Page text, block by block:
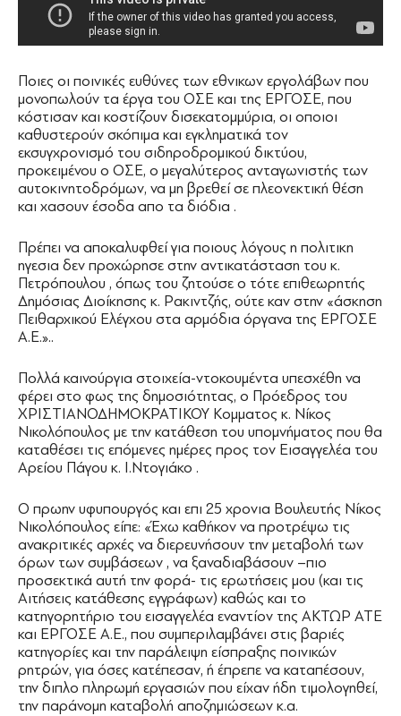
Ποιες οι ποινικές ευθύνες των εθνικων εργολάβων που
μονοπωλούν τα έργα του ΟΣΕ και της ΕΡΓΟΣΕ, που
κόστισαν και κοστίζουν δισεκατομμύρια, οι οποιοι
καθυστερούν σκόπιμα και εγκληματικά τον
εκσυγχρονισμό του σιδηροδρομικού δικτύου,
προκειμένου ο ΟΣΕ, ο μεγαλύτερος ανταγωνιστής των
αυτοκινητοδρόμων, να μη βρεθεί σε πλεονεκτική θέση
και χασουν έσοδα απο τα διόδια .
Πρέπει να αποκαλυφθεί για ποιους λόγους η πολιτικη
ηγεσια δεν προχώρησε στην αντικατάσταση του κ.
Πετρόπουλου , όπως του ζητούσε ο τότε επιθεωρητής
Δημόσιας Διοίκησης κ. Ρακιντζής, ούτε καν στην «άσκηση
Πειθαρχικού Ελέγχου στα αρμόδια όργανα της ΕΡΓΟΣΕ
Α.Ε.»..
Πολλά καινούργια στοιχεία-ντοκουμέντα υπεσχέθη να
φέρει στο φως της δημοσιότητας, ο Πρόεδρος του
ΧΡΙΣΤΙΑΝΟΔΗΜΟΚΡΑΤΙΚΟΥ Κομματος κ. Νίκος
Νικολόπουλος με την κατάθεση του υπομνήματος που θα
καταθέσει τις επόμενες ημέρες προς τον Εισαγγελέα του
Αρείου Πάγου κ. Ι.Ντογιάκο .
Ο πρωην υφυπουργός και επι 25 χρονια Βουλευτής Νίκος
Νικολόπουλος είπε: «Έχω καθήκον να προτρέψω τις
ανακριτικές αρχές να διερευνήσουν την μεταβολή των
όρων των συμβάσεων , να ξαναδιαβάσουν –πιο
προσεκτικά αυτή την φορά- τις ερωτήσεις μου (και τις
Αιτήσεις κατάθεσης εγγράφων) καθώς και το
κατηγορητήριο του εισαγγελέα εναντίον της ΑΚΤΩΡ ΑΤΕ
και ΕΡΓΟΣΕ Α.Ε., που συμπεριλαμβάνει στις βαριές
κατηγορίες και την παράλειψη είσπραξης ποινικών
ρητρών, για όσες κατέπεσαν, ή έπρεπε να καταπέσουν,
την διπλο πληρωμή εργασιών που είχαν ήδη τιμολογηθεί,
την παράνομη καταβολή αποζημιώσεων κ.α.